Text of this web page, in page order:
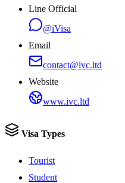
Line Official
@iVisa
Email
contact@ivc.ltd
Website
www.ivc.ltd
Visa Types
Tourist
Student